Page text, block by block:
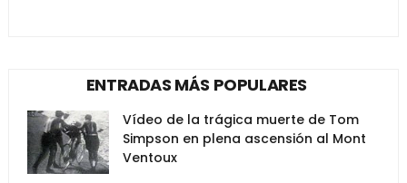
ENTRADAS MÁS POPULARES
Vídeo de la trágica muerte de Tom
Simpson en plena ascensión al Mont
Ventoux